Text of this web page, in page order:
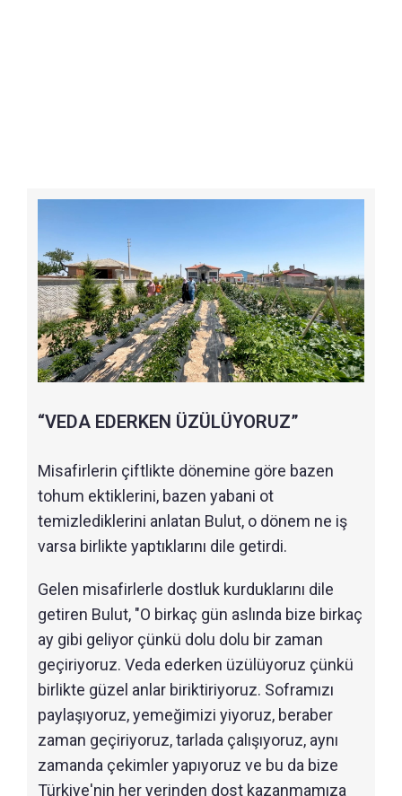
“VEDA EDERKEN ÜZÜLÜYORUZ”
Misafirlerin çiftlikte dönemine göre bazen
tohum ektiklerini, bazen yabani ot
temizlediklerini anlatan Bulut, o dönem ne iş
varsa birlikte yaptıklarını dile getirdi.
Gelen misafirlerle dostluk kurduklarını dile
getiren Bulut, "O birkaç gün aslında bize birkaç
ay gibi geliyor çünkü dolu dolu bir zaman
geçiriyoruz. Veda ederken üzülüyoruz çünkü
birlikte güzel anlar biriktiriyoruz. Soframızı
paylaşıyoruz, yemeğimizi yiyoruz, beraber
zaman geçiriyoruz, tarlada çalışıyoruz, aynı
zamanda çekimler yapıyoruz ve bu da bize
Türkiye'nin her yerinden dost kazanmamıza